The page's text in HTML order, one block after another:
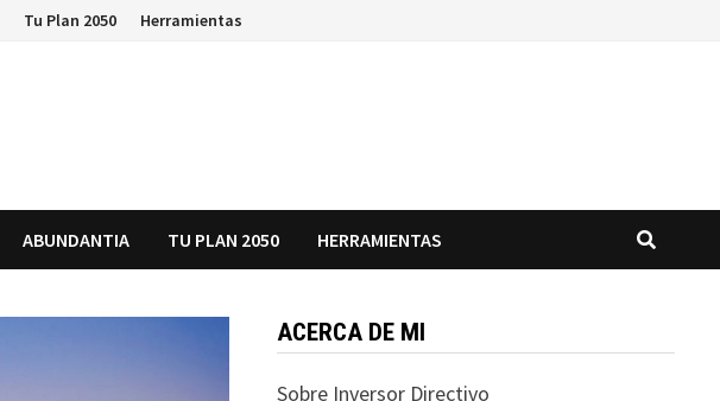
Tu Plan 2050 Herramientas
ABUNDANTIA TU PLAN 2050 HERRAMIENTAS
ACERCA DE MI
Sobre Inversor Directivo